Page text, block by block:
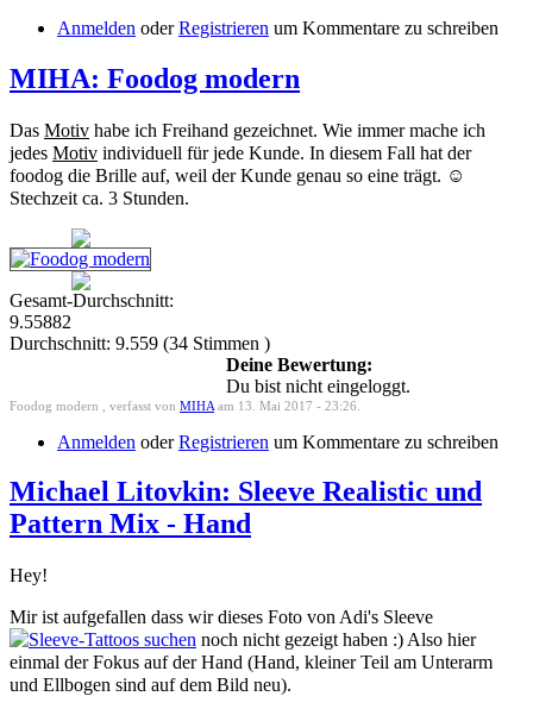
Anmelden oderRegistrieren um Kommentare zu schreiben
MIHA: Foodog modern
Das Motiv habe ich Freihand gezeichnet. Wie immer mache ich
jedes Motiv individuell für jede Kunde. In diesem Fall hat der
foodog die Brille auf, weil der Kunde genau so eine trägt. ☺
Stechzeit ca. 3 Stunden.
Gesamt-Durchschnitt:
9.55882
Durchschnitt: 9.559 (34 Stimmen )
Deine Bewertung:
Du bist nicht eingeloggt.
Foodog modern , verfasst von MIHA am 13. Mai 2017 - 23:26.
Anmelden oderRegistrieren um Kommentare zu schreiben
Michael Litovkin: Sleeve Realistic und
Pattern Mix - Hand
Hey!
Mir ist aufgefallen dass wir dieses Foto von Adi's Sleeve
noch nicht gezeigt haben :) Also hier
einmal der Fokus auf der Hand (Hand, kleiner Teil am Unterarm
und Ellbogen sind auf dem Bild neu).